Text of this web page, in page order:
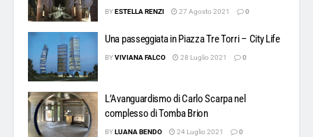
BYESTELLA RENZI 27 Agosto 2021 0
Una passeggiata in Piazza Tre Torri – City Life
BYVIVIANA FALCO 28 Luglio 2021 0
L’Avanguardismo di Carlo Scarpa nel
complesso di Tomba Brion
BYLUANA BENDO 24 Luglio 2021 0